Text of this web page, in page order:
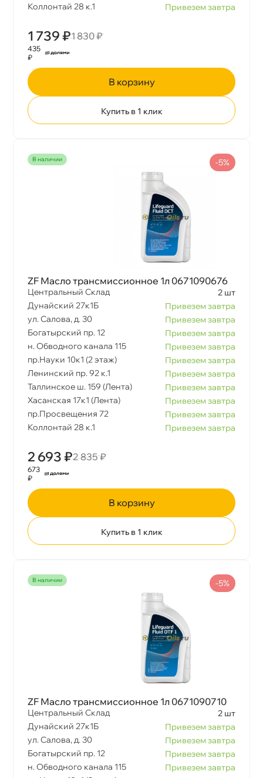
Коллонтай 28 к.1
Привезем завтра
1 739 ₽1 830 ₽
435
₽
корзину
Купить в 1 клик
наличии
ZF Масло трансмиссионное 1л 0671090676
Центральный Склад
2 шт
Дунайский 27к1Б
Привезем завтра
ул. Салова, д. 30
Привезем завтра
Богатырский пр. 12
Привезем завтра
н. Обводного канала 115
Привезем завтра
пр.Науки 10к1 (2 этаж)
Привезем завтра
Ленинский пр. 92 к.1
Привезем завтра
Таллинское ш. 159 (Лента)
Привезем завтра
Хасанская 17к1 (Лента)
Привезем завтра
пр.Просвещения 72
Привезем завтра
Коллонтай 28 к.1
Привезем завтра
2 693 ₽2 835 ₽
-5%
673
₽
корзину
Купить в 1 клик
наличии
ZF Масло трансмиссионное 1л 0671090710
Центральный Склад
2 шт
Дунайский 27к1Б
Привезем завтра
ул. Салова, д. 30
Привезем завтра
Богатырский пр. 12
Привезем завтра
н. Обводного канала 115
Привезем завтра
-5%